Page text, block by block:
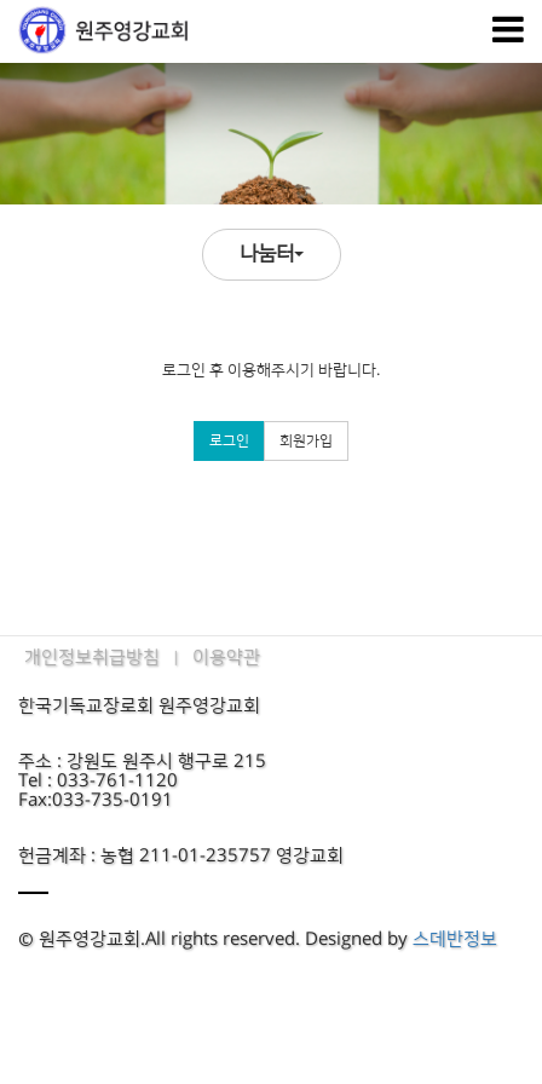
나눔터
로그인 후 이용해주시기 바랍니다.
로그인 회원가입
한국기독교장로회 원주영강교회
개인정보취급방침 이용약관
주소 : 강원도 원주시 행구로 215
Tel : 033-761-1120
Fax:033-735-0191
헌금계좌 : 농협 211-01-235757 영강교회
© 원주영강교회.All rights reserved. Designed by 스데반정보